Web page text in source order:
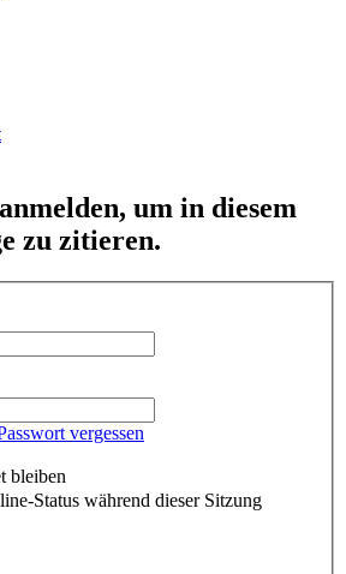
um in diesem
zu zitieren.
vergessen
bleiben
Status während dieser Sitzung